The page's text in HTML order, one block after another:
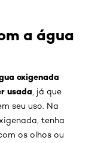
a água
oxigenada
usada , já que
seu uso. Na
tenha
os olhos ou